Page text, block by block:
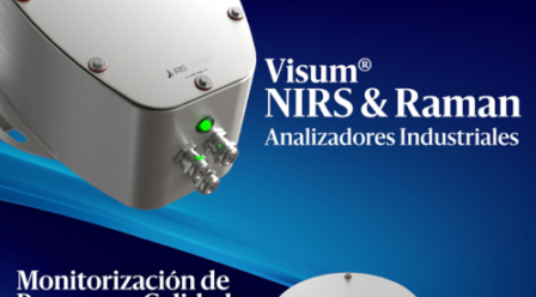
IRIS Technology
Soluciones Analíticas y de
Control de Procesos